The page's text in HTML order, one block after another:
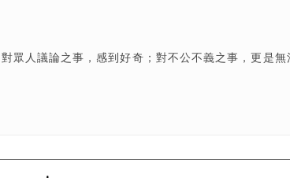
眾人議論之事，感到好奇；對不公不義之事，更是